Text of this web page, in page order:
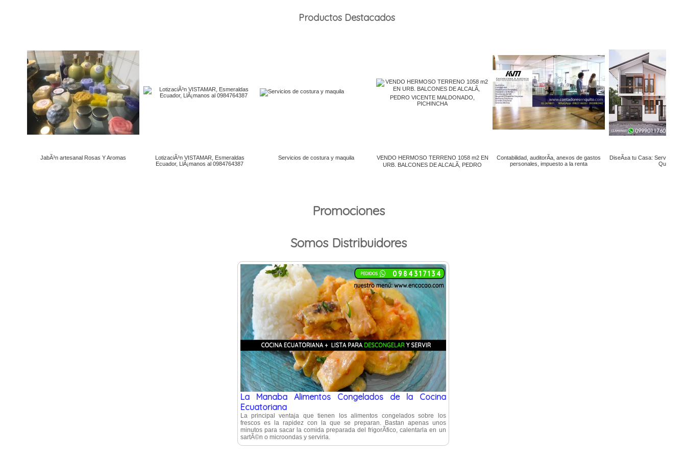
Productos Destacados
Promociones
Somos Distribuidores
La Manaba Alimentos Congelados de la Cocina
Ecuatoriana
La principal ventaja que tienen los alimentos congelados sobre los
frescos es la rapidez con la que se preparan. Bastan apenas unos
minutos para sacar la comida preparada del frigorÃ­fico, calentarla en un
sartÃ©n o microondas y servirla.